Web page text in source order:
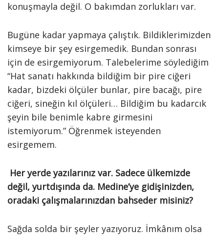
konuşmayla değil. O bakımdan zorlukları var.
Bugüne kadar yapmaya çalıştık. Bildiklerimizden
kimseye bir şey esirgemedik. Bundan sonrası
için de esirgemiyorum. Talebelerime söylediğim
“Hat sanatı hakkında bildiğim bir pire ciğeri
kadar, bizdeki ölçüler bunlar, pire bacağı, pire
ciğeri, sineğin kıl ölçüleri… Bildiğim bu kadarcık
şeyin bile benimle kabre girmesini
istemiyorum.” Öğrenmek isteyenden
esirgemem.
Her yerde yazılarınız var. Sadece ülkemizde
değil, yurtdışında da. Medine’ye gidişinizden,
oradaki çalışmalarınızdan bahseder misiniz?
Sağda solda bir şeyler yazıyoruz. İmkânım olsa